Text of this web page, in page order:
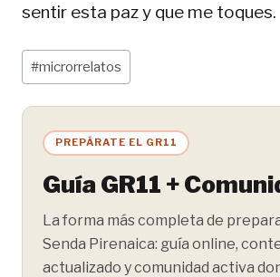
sentir esta paz y que me toques.
Etiquetas
de
la
entrada:
#microrrelatos
PREPÁRATE EL GR11
Guía GR11 +
La forma más completa de
Senda Pirenaica: guía online,
actualizado y comunidad activa